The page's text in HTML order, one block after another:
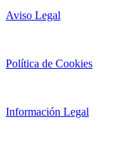
Aviso Legal
Política de Cookies
Información Legal